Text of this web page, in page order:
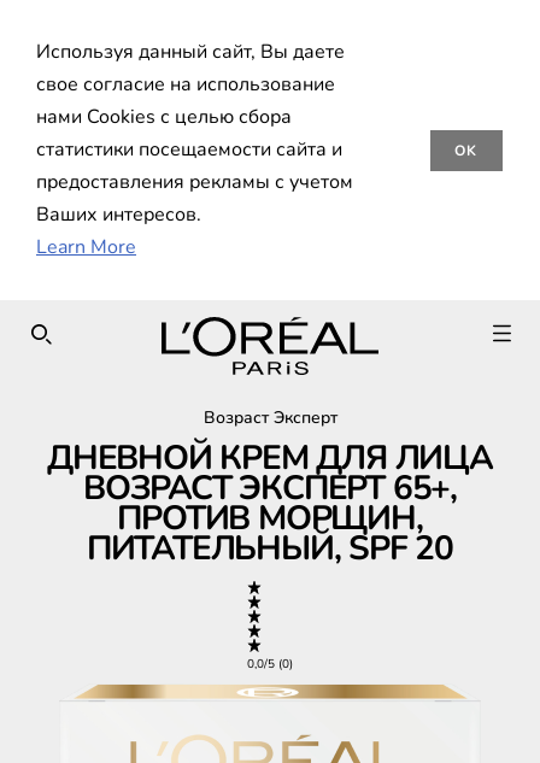
Используя данный сайт, Вы даете
свое согласие на использование
нами Cookies с целью сбора
статистики посещаемости сайта и
предоставления рекламы с учетом
Ваших интересов.
Learn More
OK
SEARCH THIS SITE
Возраст Эксперт
ДНЕВНОЙ КРЕМ ДЛЯ ЛИЦА
ВОЗРАСТ ЭКСПЕРТ 65+,
ПРОТИВ МОРЩИН,
ПИТАТЕЛЬНЫЙ, SPF 20
0,0/5 (0)